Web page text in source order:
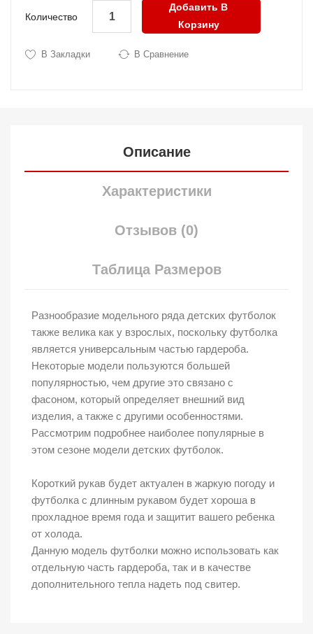
Количество
Добавить В
Корзину
В Закладки В Сравнение
Описание
Характеристики
Отзывов (0)
Таблица Размеров
Разнообразие модельного ряда детских футболок
также велика как у взрослых, поскольку футболка
является универсальным частью гардероба.
Некоторые модели пользуются большей
популярностью, чем другие это связано с
фасоном, который определяет внешний вид
изделия, а также с другими особенностями.
Рассмотрим подробнее наиболее популярные в
этом сезоне модели детских футболок.
Короткий рукав будет актуален в жаркую погоду и
футболка с длинным рукавом будет хороша в
прохладное время года и защитит вашего ребенка
от холода.
Данную модель футболки можно использовать как
отдельную часть гардероба, так и в качестве
дополнительного тепла надеть под свитер.